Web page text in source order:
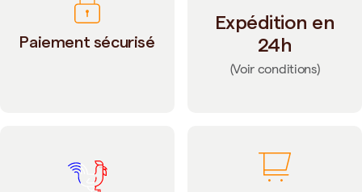
Paiement sécurisé
Expédition en
24h
(Voir conditions)